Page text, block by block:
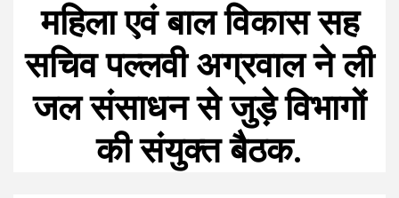
महिला एवं बाल विकास सह
सचिव पल्लवी अग्रवाल ने ली
जल संसाधन से जुड़े विभागों
की संयुक्त बैठक.